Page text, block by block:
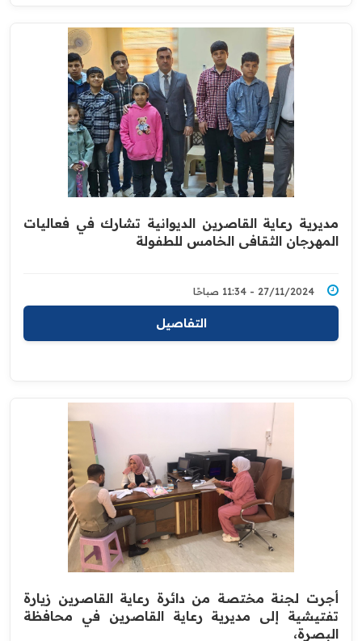
مديرية رعاية القاصرين الديوانية تشارك في فعاليات
المهرجان الثقافي الخامس للطفولة
27/11/2024 - 11:34 صباحًا
التفاصيل
أجرت لجنة مختصة من دائرة رعاية القاصرين زيارة
تفتيشية إلى مديرية رعاية القاصرين في محافظة
البصرة،